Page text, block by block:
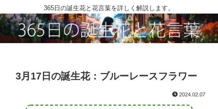
365日の誕生花と花言葉を詳しく解説します。
3月17日の誕生花：ブルーレースフラワー
2024.02.07